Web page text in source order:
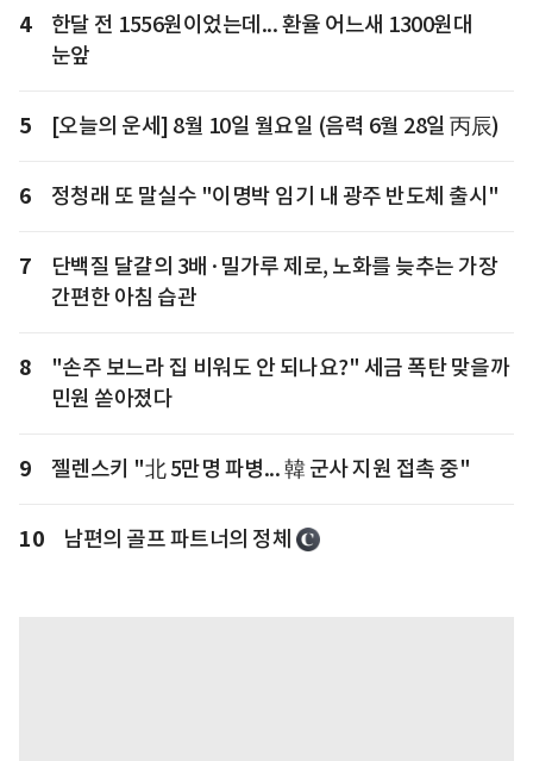
4
한달 전 1556원이었는데... 환율 어느새 1300원대
눈앞
5 [오늘의 운세] 8월 10일 월요일 (음력 6월 28일 丙辰)
6 정청래 또 말실수 "이명박 임기 내 광주 반도체 출시"
7
단백질 달걀의 3배·밀가루 제로, 노화를 늦추는 가장
간편한 아침 습관
8
"손주 보느라 집 비워도 안 되나요?" 세금 폭탄 맞을까
민원 쏟아졌다
9 젤렌스키 "北 5만명 파병... 韓 군사 지원 접촉 중"
10 남편의 골프 파트너의 정체